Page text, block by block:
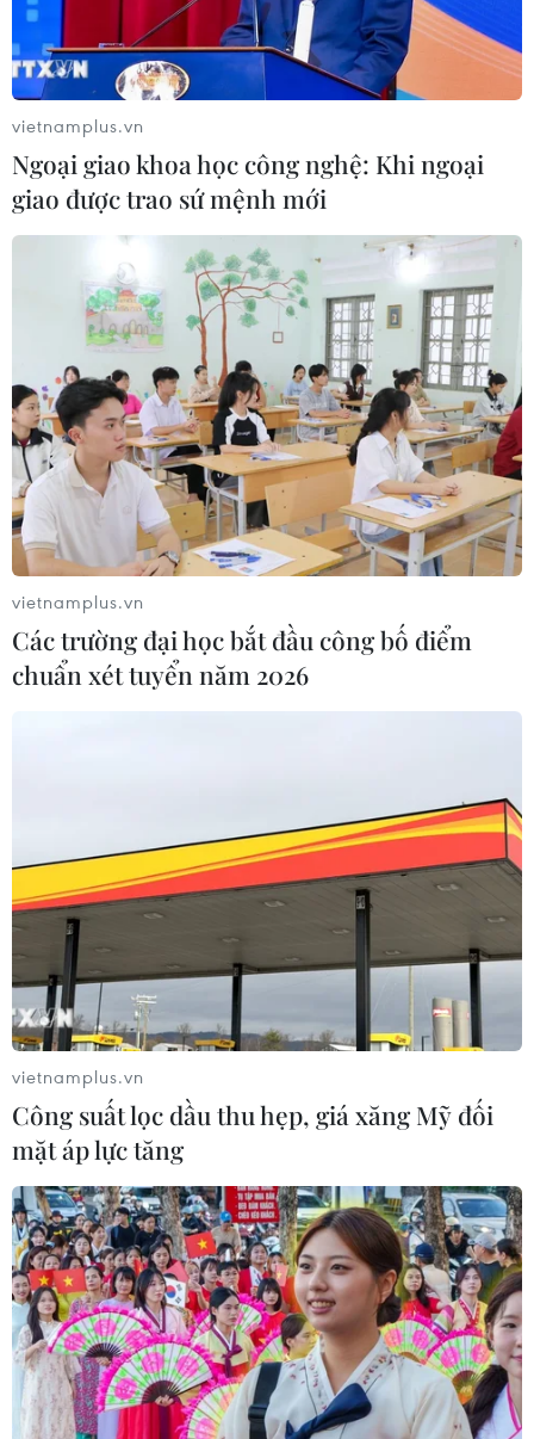
Nhà cung cấp mặt kính iPhone sẵn sàng
cho điện thoại màn hình gập
05/03/2019 22:12
Nhà cung cấp mặt kính iPhone của Apple, Corning
đang phát triển một sản phẩm tấm ốp mặt điện thoại có
thể gập trong bối cảnh các đối thủ cạnh tranh tung ra
các mẫu điện thoại có thể gập lại.
Samsung đang lên kế hoạch ra thêm hai
điện thoại màn hình gập
06/03/2019 22:25
Theo Bloomberg, Samsung đang lên kế hoạch ra thêm
hai điện thoại màn hình gập với thiết kế khác biệt đáng
kể so với mẫu Galaxy Fold.
vietnamplus.vn
Ngoại giao khoa học công nghệ: Khi ngoại
giao được trao sứ mệnh mới
vietnamplus.vn
Các trường đại học bắt đầu công bố điểm
chuẩn xét tuyển năm 2026
vietnamplus.vn
Công suất lọc dầu thu hẹp, giá xăng Mỹ đối
mặt áp lực tăng